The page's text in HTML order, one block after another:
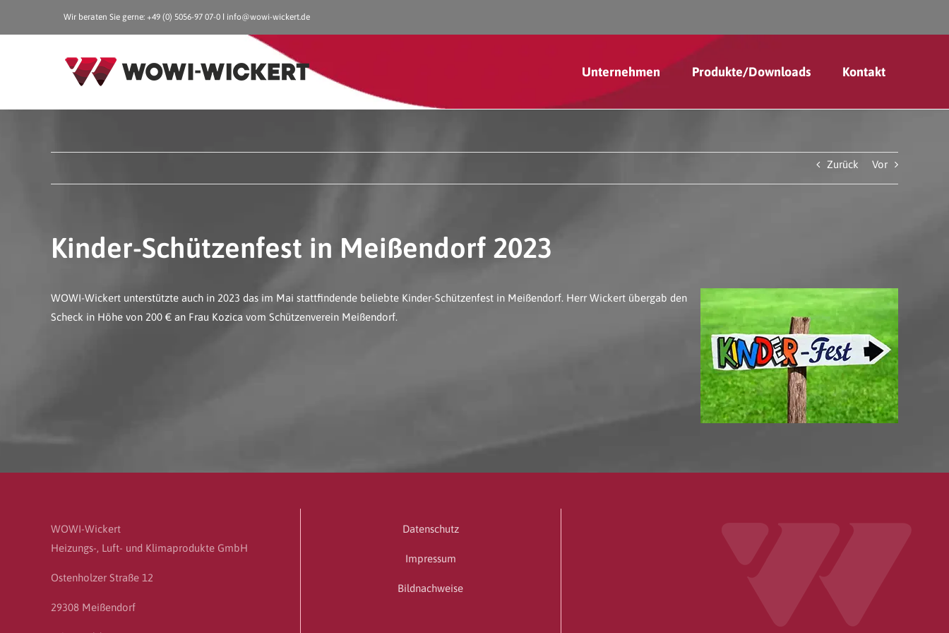
Wir beraten Sie gerne: +49 (0) 5056-97 07-0 ǀ info@wowi-wickert.de
Unternehmen Produkte/Downloads Kontakt
Zurück Vor
Kinder-Schützenfest in Meißendorf 2023
WOWI-Wickert unterstützte auch in 2023 das im Mai stattfindende beliebte Kinder-Schützenfest in Meißendorf. Herr Wickert übergab den
Scheck in Höhe von 200 € an Frau Kozica vom Schützenverein Meißendorf.
WOWI-Wickert
Heizungs-, Luft- und Klimaprodukte GmbH
Ostenholzer Straße 12
29308 Meißendorf
Datenschutz
Impressum
Bildnachweise